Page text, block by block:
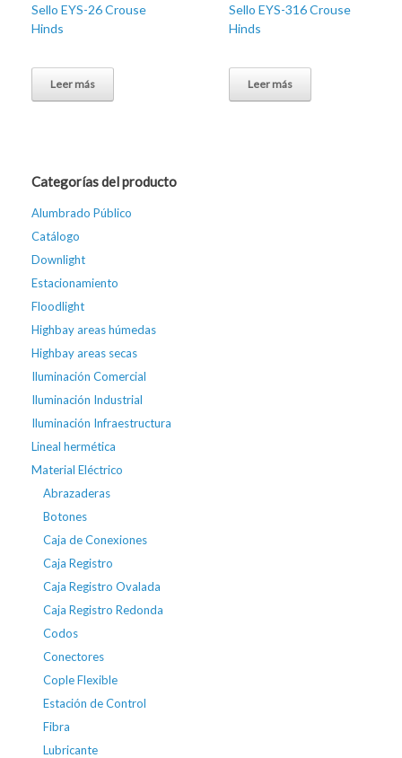
Sello EYS-26 Crouse
Hinds
Leer más
Sello EYS-316 Crouse
Hinds
Leer más
Categorías del producto
Alumbrado Público
Catálogo
Downlight
Estacionamiento
Floodlight
Highbay areas húmedas
Highbay areas secas
Iluminación Comercial
Iluminación Industrial
Iluminación Infraestructura
Lineal hermética
Material Eléctrico
Abrazaderas
Botones
Caja de Conexiones
Caja Registro
Caja Registro Ovalada
Caja Registro Redonda
Codos
Conectores
Cople Flexible
Estación de Control
Fibra
Lubricante